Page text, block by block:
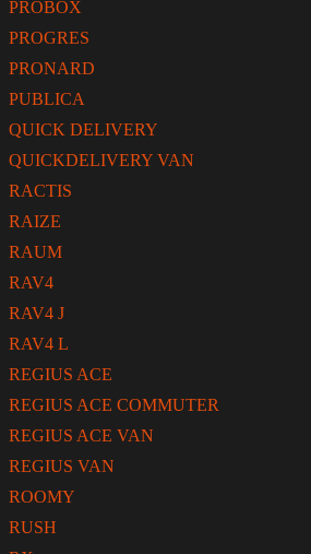
PROBOX
PROGRES
PRONARD
PUBLICA
QUICK DELIVERY
QUICKDELIVERY VAN
RACTIS
RAIZE
RAUM
RAV4
RAV4 J
RAV4 L
REGIUS ACE
REGIUS ACE COMMUTER
REGIUS ACE VAN
REGIUS VAN
ROOMY
RUSH